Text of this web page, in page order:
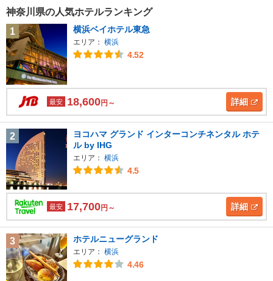
神奈川県の人気ホテルランキング
1
横浜ベイホテル東急
エリア： 横浜
4.52
最安 18,600円～ 詳細
2
ヨコハマ グランド インターコンチネンタル ホテ
ル by IHG
エリア： 横浜
4.5
最安 17,700円～ 詳細
3 ホテルニューグランド
エリア： 横浜
4.46